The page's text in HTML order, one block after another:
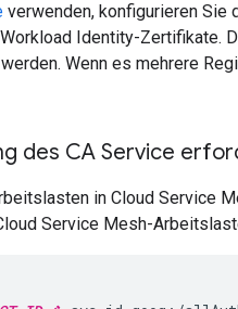
verwenden, konfigurieren
Identity-Zertifikate.
Wenn es mehrere
des CA Service
in Cloud Service
Service Mesh-